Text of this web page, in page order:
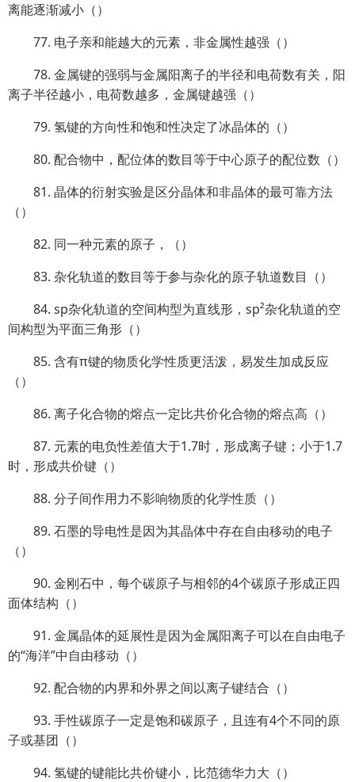
离能逐渐减小（）
77. 电子亲和能越大的元素，非金属性越强（）
78. 金属键的强弱与金属阳离子的半径和电荷数有关，阳
离子半径越小，电荷数越多，金属键越强（）
79. 氢键的方向性和饱和性决定了冰晶体的（）
80. 配合物中，配位体的数目等于中心原子的配位数（）
81. 晶体的衍射实验是区分晶体和非晶体的最可靠方法
（）
82. 同一种元素的原子，（）
83. 杂化轨道的数目等于参与杂化的原子轨道数目（）
84. sp杂化轨道的空间构型为直线形，sp²杂化轨道的空
间构型为平面三角形（）
85. 含有π键的物质化学性质更活泼，易发生加成反应
（）
86. 离子化合物的熔点一定比共价化合物的熔点高（）
87. 元素的电负性差值大于1.7时，形成离子键；小于1.7
时，形成共价键（）
88. 分子间作用力不影响物质的化学性质（）
89. 石墨的导电性是因为其晶体中存在自由移动的电子
（）
90. 金刚石中，每个碳原子与相邻的4个碳原子形成正四
面体结构（）
91. 金属晶体的延展性是因为金属阳离子可以在自由电子
的“海洋”中自由移动（）
92. 配合物的内界和外界之间以离子键结合（）
93. 手性碳原子一定是饱和碳原子，且连有4个不同的原
子或基团（）
94. 氢键的键能比共价键小，比范德华力大（）